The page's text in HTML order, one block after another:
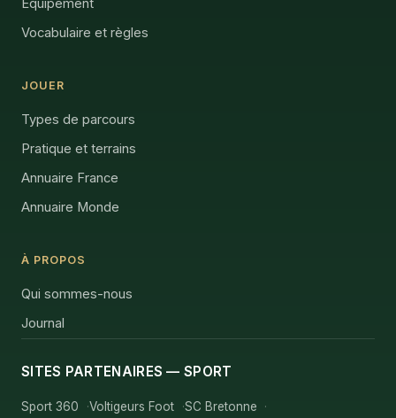
Vocabulaire et règles
JOUER
Types de parcours
Pratique et terrains
Annuaire France
Annuaire Monde
À PROPOS
Qui sommes-nous
Journal
SITES PARTENAIRES — SPORT
Sport 360 Voltigeurs Foot
SC Bretonne